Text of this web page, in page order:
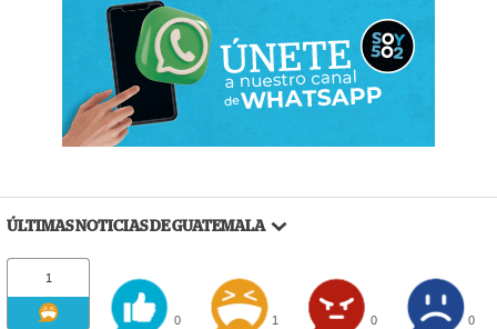
ÚLTIMAS NOTICIAS DE GUATEMALA
1
0 1 0 0